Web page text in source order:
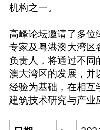
机构之一。
高峰论坛邀请了多位
专家及粤港澳大湾区
负责人，将通过不同
澳大湾区的发展，并
经验为基础，在相互
建筑技术研究与产业